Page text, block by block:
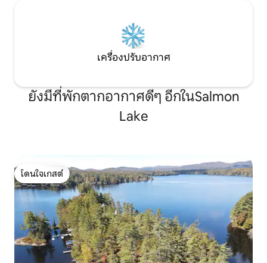
เครื่องปรับอากาศ
ยังมีที่พักตากอากาศดีๆ อีกในSalmon
Lake
โดนใจเกสต์
โดนใจเกสต์